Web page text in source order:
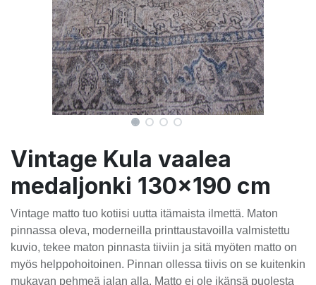
Vintage Kula vaalea
medaljonki 130x190 cm
Vintage matto tuo kotiisi uutta itämaista ilmettä. Maton
pinnassa oleva, moderneilla printtaustavoilla valmistettu
kuvio, tekee maton pinnasta tiiviin ja sitä myöten matto on
myös helppohoitoinen. Pinnan ollessa tiivis on se kuitenkin
mukavan pehmeä jalan alla. Matto ei ole ikänsä puolesta